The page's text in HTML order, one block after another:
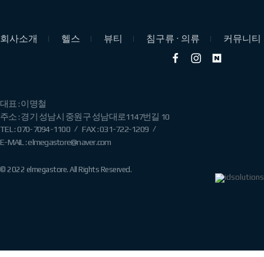
회사소개 헬스 뷰티 침구류 · 의류 커뮤니티
대표 : 이명철
주소 : 경기 성남시 중원구 성남대로1147번길 10
TEL : 070-7094-1100 / FAX : 031-722-1209 /
E-MAIL : elmegastore@naver.com
© 2022 elmegastore. All Rights Reserved.